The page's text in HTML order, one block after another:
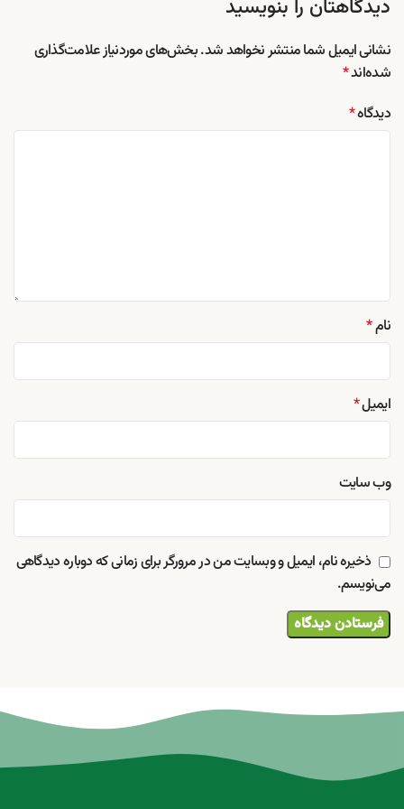
دیدگاهتان را بنویسید
نشانی ایمیل شما منتشر نخواهد شد.بخش‌های موردنیاز علامت‌گذاری
شده‌اند*
دیدگاه*
نام*
ایمیل*
وب‌ سایت
ذخیره نام، ایمیل و وبسایت من در مرورگر برای زمانی که دوباره دیدگاهی
می‌نویسم.